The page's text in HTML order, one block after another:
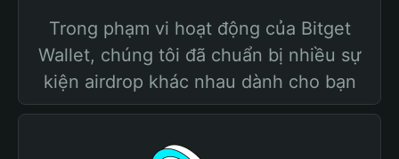
Trong phạm vi hoạt động của Bitget
Wallet, chúng tôi đã chuẩn bị nhiều sự
kiện airdrop khác nhau dành cho bạn